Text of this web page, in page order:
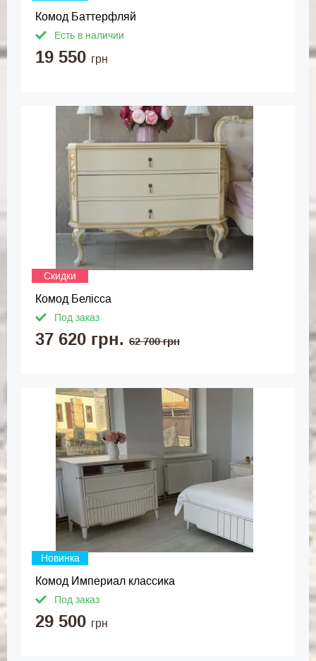
Комод Баттерфляй
Есть в наличии
19 550 грн
Скидки
Комод Белісса
Под заказ
37 620 грн. 62 700 грн
Новинка
Комод Империал классика
Под заказ
29 500 грн